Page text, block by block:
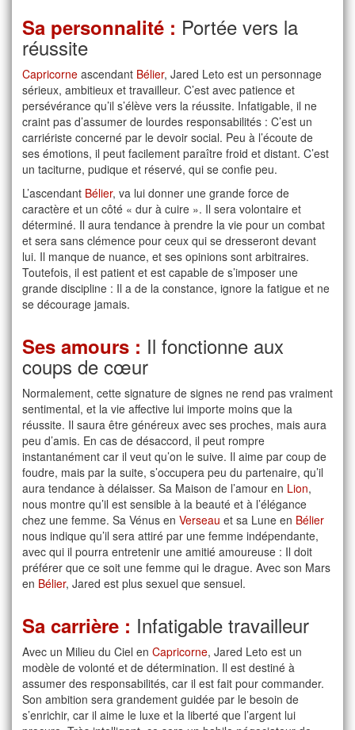
Sa personnalité : Portée vers la
réussite
Capricorne ascendant Bélier, Jared Leto est un personnage
sérieux, ambitieux et travailleur. C’est avec patience et
persévérance qu’il s’élève vers la réussite. Infatigable, il ne
craint pas d’assumer de lourdes responsabilités : C’est un
carriériste concerné par le devoir social. Peu à l’écoute de
ses émotions, il peut facilement paraître froid et distant. C’est
un taciturne, pudique et réservé, qui se confie peu.
L’ascendant Bélier, va lui donner une grande force de
caractère et un côté « dur à cuire ». Il sera volontaire et
déterminé. Il aura tendance à prendre la vie pour un combat
et sera sans clémence pour ceux qui se dresseront devant
lui. Il manque de nuance, et ses opinions sont arbitraires.
Toutefois, il est patient et est capable de s’imposer une
grande discipline : Il a de la constance, ignore la fatigue et ne
se décourage jamais.
Ses amours : Il fonctionne aux
coups de cœur
Normalement, cette signature de signes ne rend pas vraiment
sentimental, et la vie affective lui importe moins que la
réussite. Il saura être généreux avec ses proches, mais aura
peu d’amis. En cas de désaccord, il peut rompre
instantanément car il veut qu’on le suive. Il aime par coup de
foudre, mais par la suite, s’occupera peu du partenaire, qu’il
aura tendance à délaisser. Sa Maison de l’amour en Lion,
nous montre qu’il est sensible à la beauté et à l’élégance
chez une femme. Sa Vénus en Verseau et sa Lune en Bélier
nous indique qu’il sera attiré par une femme indépendante,
avec qui il pourra entretenir une amitié amoureuse : Il doit
préférer que ce soit une femme qui le drague. Avec son Mars
en Bélier, Jared est plus sexuel que sensuel.
Sa carrière : Infatigable travailleur
Avec un Milieu du Ciel en Capricorne, Jared Leto est un
modèle de volonté et de détermination. Il est destiné à
assumer des responsabilités, car il est fait pour commander.
Son ambition sera grandement guidée par le besoin de
s’enrichir, car il aime le luxe et la liberté que l’argent lui